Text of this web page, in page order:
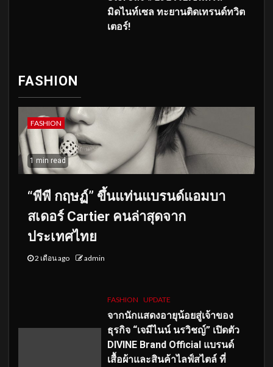
มิดไนท์เซล ทะยานติดเทรนด์ทวิต
เตอร์!
FASHION
FASHION
1 min read
“พีพี กฤษฏ์” ขึ้นแท่นแบรนด์แอมบา
สเดอร์ Cartier คนล่าสุดจาก
ประเทศไทย
2 เดือน ago admin
FASHION UPDATE
จากนักแสดงอายุน้อยสู่เจ้าของ
ธุรกิจ “เจมีไนน์ นรวิชญ์” เปิดตัว
DIVINE Brand Official แบรนด์
เสื้อผ้าและสินค้าไลฟ์สไตล์ ที่